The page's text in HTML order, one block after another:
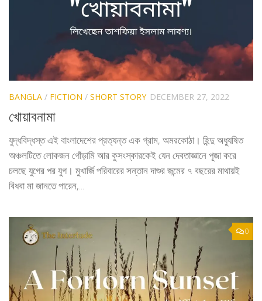
BANGLA / FICTION / SHORT STORY DECEMBER 27, 2022
খোয়াবনামা
যুদ্ধবিদ্ধস্ত এই বাংলাদেশের প্রত্যন্ত এক গ্রাম, অমরকোঠা। হিন্দু অধ্যুষিত
অঞ্চলটিতে লোকজন গোঁড়ামি আর কুসংস্কারকেই যেন দেবতাজ্ঞানে পূজা করে
চলছে যুগের পর যুগ। মুখার্জি পরিবারের সন্তান দাশুর জন্মের ৭ বছরের মাথায়ই
বিধবা মা জানতে পারেন,...
0